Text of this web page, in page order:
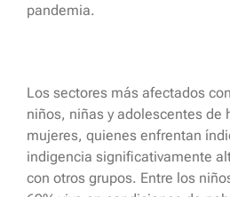
pandemia.
Los sectores más afectados
niños, niñas y adolescentes de
mujeres, quienes enfrentan
indigencia significativamente
con otros grupos. Entre los